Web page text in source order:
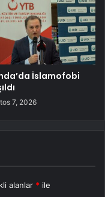
İslamofobi
7, 2026
alanlar * ile